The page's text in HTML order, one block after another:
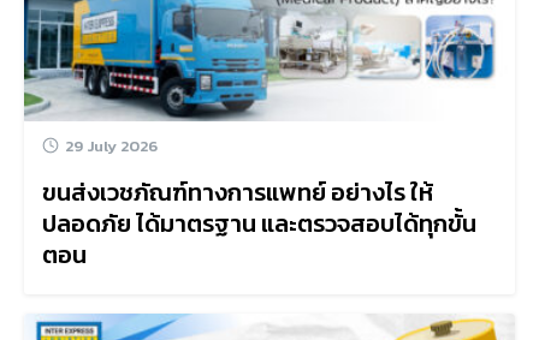
29 July 2026
ขนส่งเวชภัณฑ์ทางการแพทย์ อย่างไร ให้
ปลอดภัย ได้มาตรฐาน และตรวจสอบได้ทุกขั้น
ตอน